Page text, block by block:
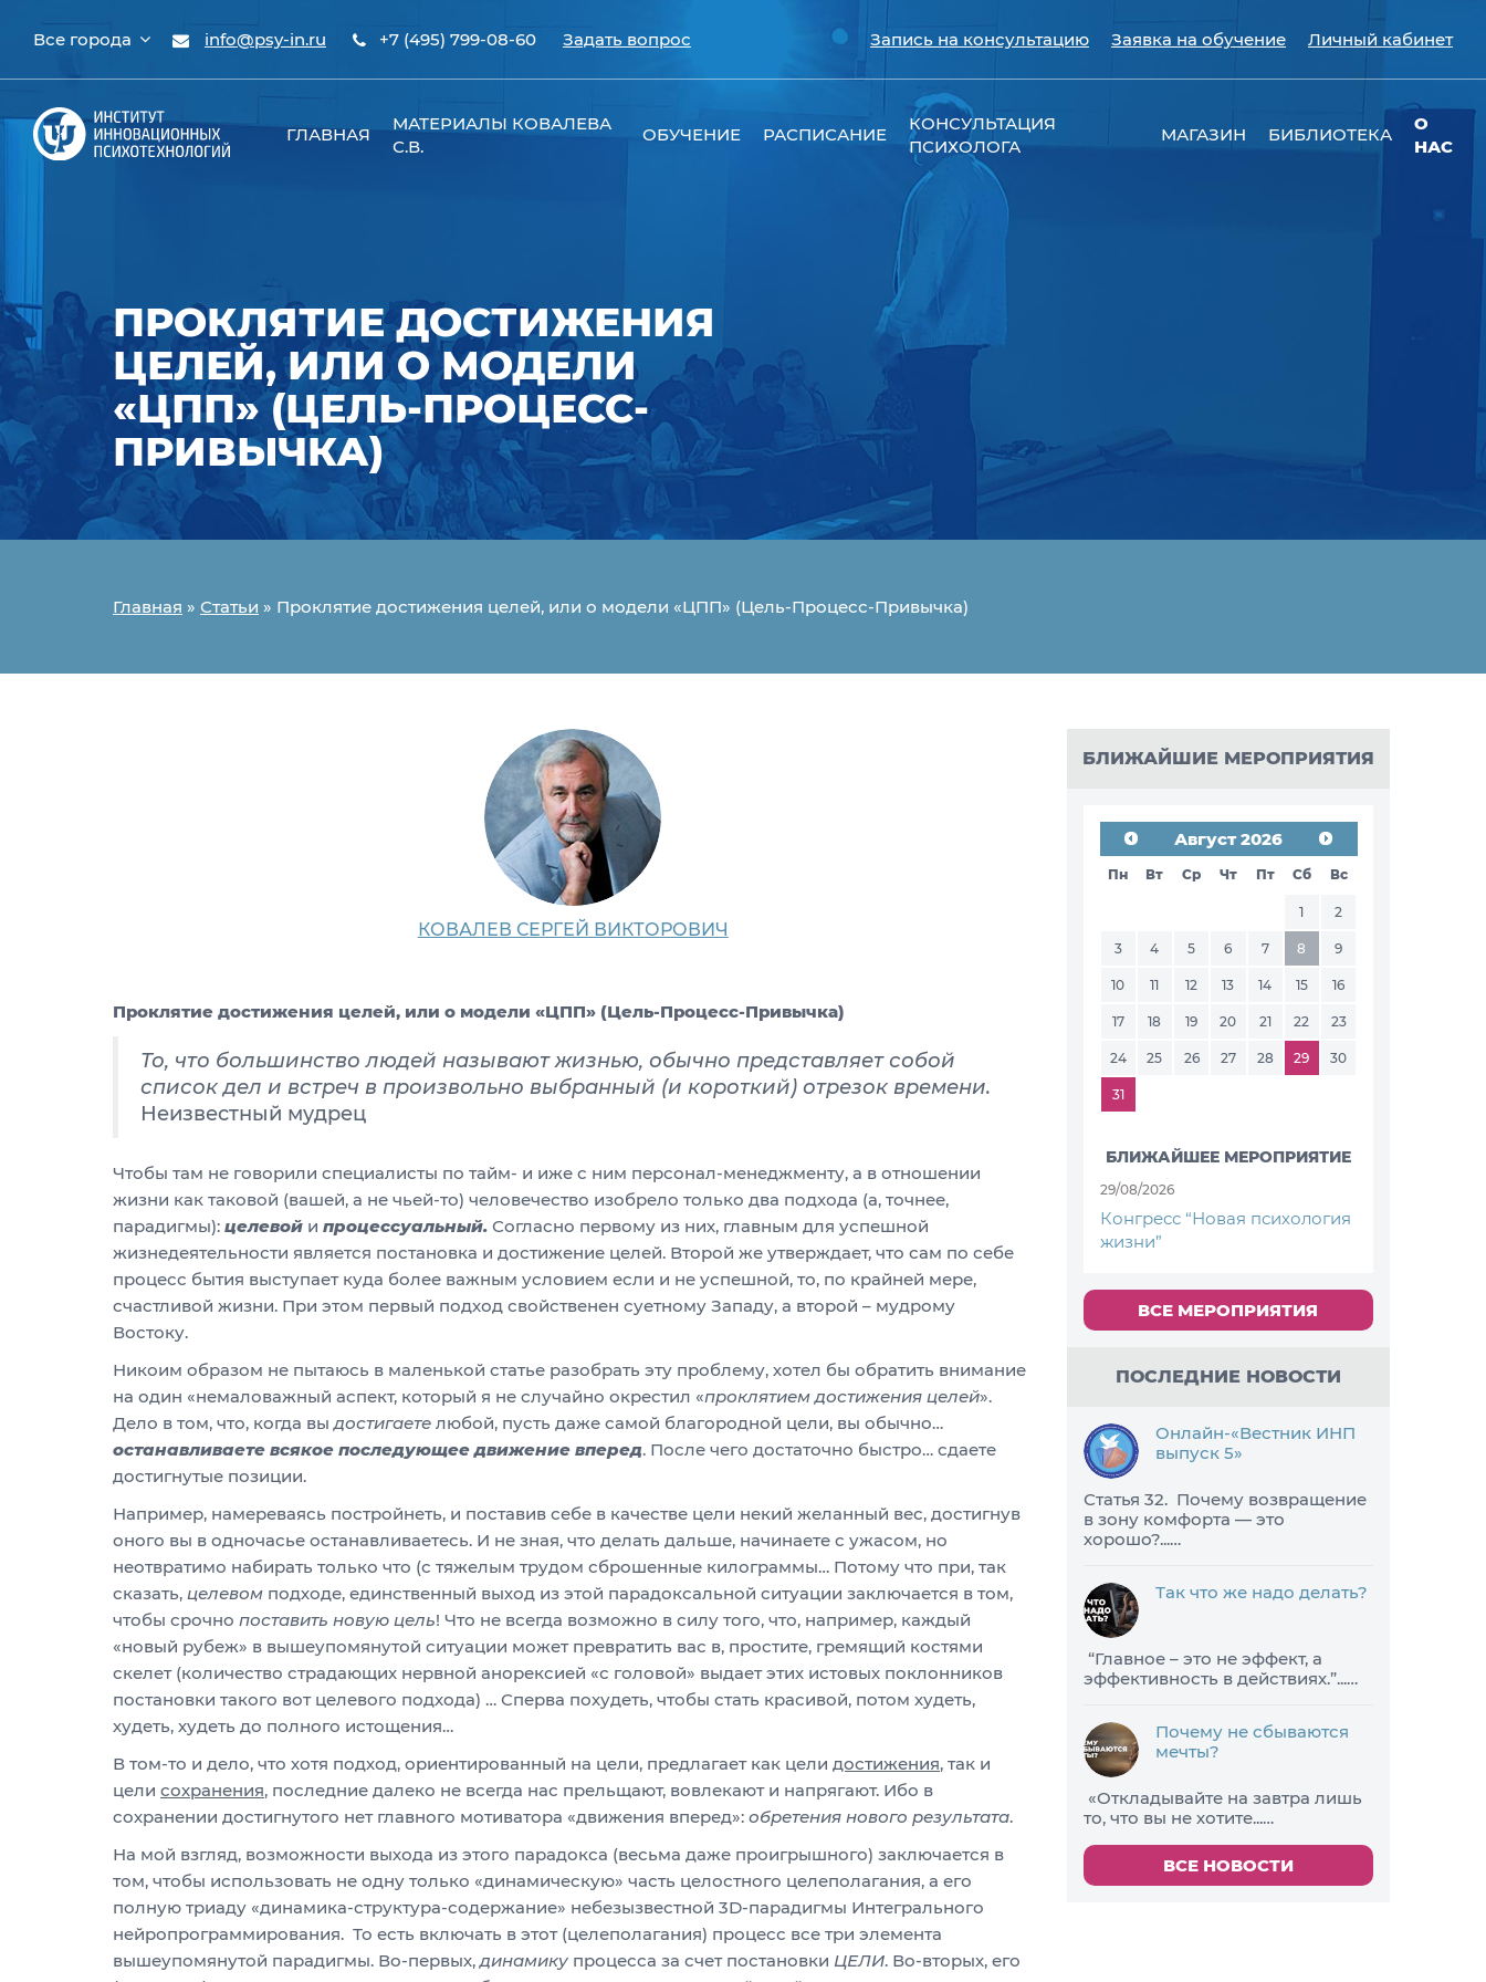
Все города info@psy-in.ru +7 (495) 799-08-60 Задать вопрос Запись на консультацию Заявка на обучение Личный кабинет
ГЛАВНАЯ
МАТЕРИАЛЫ КОВАЛЕВА
С.В.
ОБУЧЕНИЕ РАСПИСАНИЕ
КОНСУЛЬТАЦИЯ
ПСИХОЛОГА
МАГАЗИН БИБЛИОТЕКА
О
НАС
ПРОКЛЯТИЕ ДОСТИЖЕНИЯ
ЦЕЛЕЙ, ИЛИ О МОДЕЛИ
«ЦПП» (ЦЕЛЬ-ПРОЦЕСС-
ПРИВЫЧКА)
Главная » Статьи » Проклятие достижения целей, или о модели «ЦПП» (Цель-Процесс-Привычка)
КОВАЛЕВ СЕРГЕЙ ВИКТОРОВИЧ
Проклятие достижения целей, или о модели «ЦПП» (Цель-Процесс-Привычка)
То, что большинство людей называют жизнью, обычно представляет собой
список дел и встреч в произвольно выбранный (и короткий) отрезок времени.
Неизвестный мудрец
Чтобы там не говорили специалисты по тайм- и иже с ним персонал-менеджменту, а в отношении
жизни как таковой (вашей, а не чьей-то) человечество изобрело только два подхода (а, точнее,
парадигмы): целевой и процессуальный. Согласно первому из них, главным для успешной
жизнедеятельности является постановка и достижение целей. Второй же утверждает, что сам по себе
процесс бытия выступает куда более важным условием если и не успешной, то, по крайней мере,
счастливой жизни. При этом первый подход свойственен суетному Западу, а второй – мудрому
Востоку.
Никоим образом не пытаюсь в маленькой статье разобрать эту проблему, хотел бы обратить внимание
на один «немаловажный аспект, который я не случайно окрестил «проклятием достижения целей».
Дело в том, что, когда выдостигаете любой, пусть даже самой благородной цели, вы обычно…
останавливаете всякое последующее движение вперед. После чего достаточно быстро… сдаете
достигнутые позиции.
Например, намереваясь постройнеть, и поставив себе в качестве цели некий желанный вес, достигнув
оного вы в одночасье останавливаетесь. И не зная, что делать дальше, начинаете с ужасом, но
неотвратимо набирать только что (с тяжелым трудом сброшенные килограммы… Потому что при, так
сказать, целевом подходе, единственный выход из этой парадоксальной ситуации заключается в том,
чтобы срочно поставить новую цель! Что не всегда возможно в силу того, что, например, каждый
«новый рубеж» в вышеупомянутой ситуации может превратить вас в, простите, гремящий костями
скелет (количество страдающих нервной анорексией «с головой» выдает этих истовых поклонников
постановки такого вот целевого подхода) … Сперва похудеть, чтобы стать красивой, потом худеть,
худеть, худеть до полного истощения…
В том-то и дело, что хотя подход, ориентированный на цели, предлагает как цели достижения, так и
цели сохранения, последние далеко не всегда нас прельщают, вовлекают и напрягают. Ибо в
сохранении достигнутого нет главного мотиватора «движения вперед»: обретения нового результата.
На мой взгляд, возможности выхода из этого парадокса (весьма даже проигрышного) заключается в
том, чтобы использовать не одну только «динамическую» часть целостного целеполагания, а его
полную триаду «динамика-структура-содержание» небезызвестной 3D-парадигмы Интегрального
нейропрограммирования. То есть включать в этот (целеполагания) процесс все три элемента
вышеупомянутой парадигмы. Во-первых,динамику процесса за счет постановки ЦЕЛИ. Во-вторых, его
БЛИЖАЙШИЕ МЕРОПРИЯТИЯ
Август 2026
Пн Вт Ср Чт Пт Сб Вс
1 2
3 4 5 6 7 8 9
10 11 12 13 14 15 16
17 18 19 20 21 22 23
24 25 26 27 28 29 30
31
БЛИЖАЙШЕЕ МЕРОПРИЯТИЕ
29/08/2026
Конгресс “Новая психология
жизни”
ВСЕ МЕРОПРИЯТИЯ
ПОСЛЕДНИЕ НОВОСТИ
Онлайн-«Вестник ИНП
выпуск 5»
Статья 32. Почему возвращение
в зону комфорта — это
хорошо?...…
Так что же надо делать?
​“Главное – это не эффект, а
эффективность в действиях.”...…
Почему не сбываются
мечты?
«Откладывайте на завтра лишь
то, что вы не хотите...…
ВСЕ НОВОСТИ